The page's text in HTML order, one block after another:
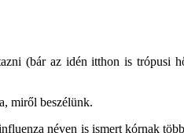
(bár az idén itthon is trópusi
miről beszélünk.
néven is ismert kórnak